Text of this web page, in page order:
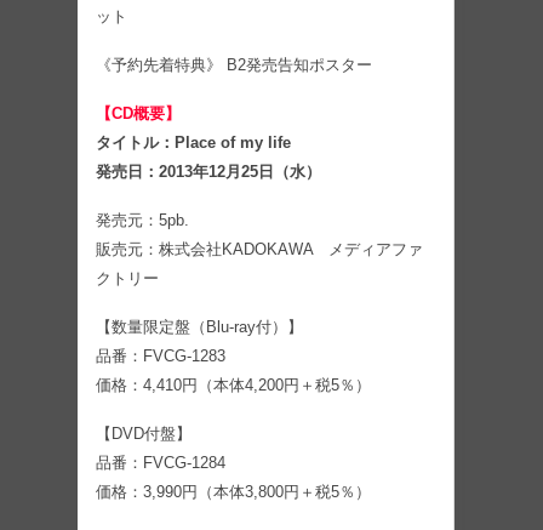
ット
《予約先着特典》 B2発売告知ポスター
【CD概要】
タイトル：Place of my life
発売日：2013年12月25日（水）
発売元：5pb.
販売元：株式会社KADOKAWA メディアファ
クトリー
【数量限定盤（Blu-ray付）】
品番：FVCG-1283
価格：4,410円（本体4,200円＋税5％）
【DVD付盤】
品番：FVCG-1284
価格：3,990円（本体3,800円＋税5％）